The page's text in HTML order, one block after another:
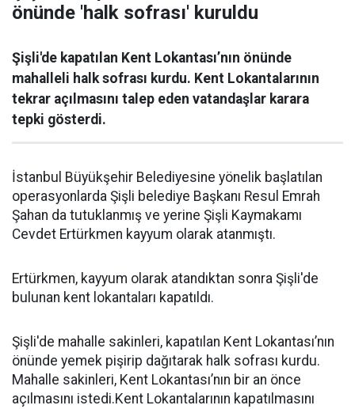
önünde 'halk sofrası' kuruldu
Şişli'de kapatılan Kent Lokantası’nın önünde
mahalleli halk sofrası kurdu. Kent Lokantalarının
tekrar açılmasını talep eden vatandaşlar karara
tepki gösterdi.
İstanbul Büyükşehir Belediyesine yönelik başlatılan
operasyonlarda Şişli belediye Başkanı Resul Emrah
Şahan da tutuklanmış ve yerine Şişli Kaymakamı
Cevdet Ertürkmen kayyum olarak atanmıştı.
Ertürkmen, kayyum olarak atandıktan sonra Şişli'de
bulunan kent lokantaları kapatıldı.
Şişli'de mahalle sakinleri, kapatılan Kent Lokantası’nın
önünde yemek pişirip dağıtarak halk sofrası kurdu.
Mahalle sakinleri, Kent Lokantası’nın bir an önce
açılmasını istedi.Kent Lokantalarının kapatılmasını